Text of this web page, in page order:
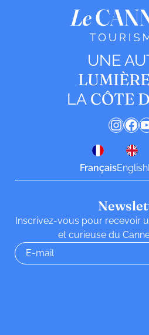
UNE
LA CÔTE
FrançaisEnglish
Inscrivez-vous pour recevoir
et curieuse du